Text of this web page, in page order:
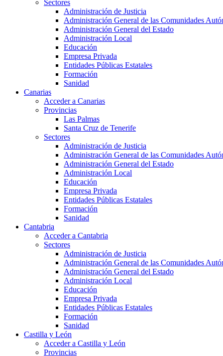
Sectores
Administración de Justicia
Administración General de las Comunidades
Administración General del Estado
Administración Local
Educación
Empresa Privada
Entidades Públicas Estatales
Formación
Sanidad
Canarias
Acceder a Canarias
Provincias
Las Palmas
Santa Cruz de Tenerife
Sectores
Administración de Justicia
Administración General de las Comunidades
Administración General del Estado
Administración Local
Educación
Empresa Privada
Entidades Públicas Estatales
Formación
Sanidad
Cantabria
Acceder a Cantabria
Sectores
Administración de Justicia
Administración General de las Comunidades
Administración General del Estado
Administración Local
Educación
Empresa Privada
Entidades Públicas Estatales
Formación
Sanidad
Castilla y León
Acceder a Castilla y León
Provincias